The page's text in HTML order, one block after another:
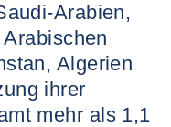
Arabien,
Algerien
ihrer
mehr als 1,1